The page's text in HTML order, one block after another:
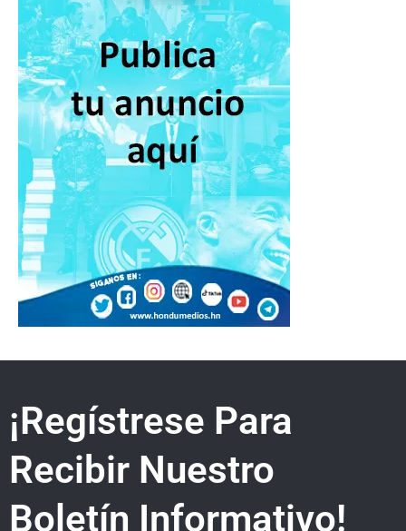
¡Regístrese Para
Recibir Nuestro
Boletín Informativo!